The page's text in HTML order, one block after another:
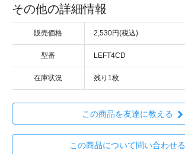
その他の詳細情報
販売価格 2,530円(税込)
型番 LEFT4CD
在庫状況 残り1枚
この商品を友達に教える
この商品について問い合わせる